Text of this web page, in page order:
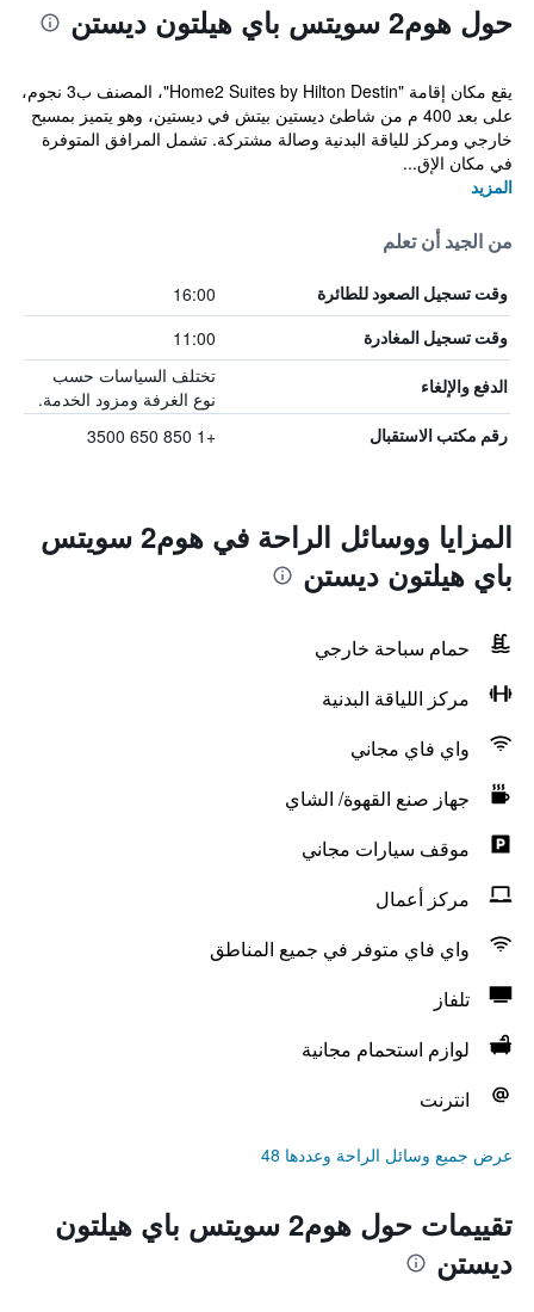
حول هوم2 سويتس باي هيلتون ديستن
يقع مكان إقامة "Home2 Suites by Hilton Destin"، المصنف ب3 نجوم،
على بعد 400 م من شاطئ ديستين بيتش في ديستين، وهو يتميز بمسبح
خارجي ومركز للياقة البدنية وصالة مشتركة. تشمل المرافق المتوفرة
في مكان الإق...
المزيد
من الجيد أن تعلم
وقت تسجيل الصعود للطائرة 16:00
وقت تسجيل المغادرة 11:00
الدفع والإلغاء
تختلف السياسات حسب
نوع الغرفة ومزود الخدمة.
رقم مكتب الاستقبال +1 850 650 3500
المزايا ووسائل الراحة في هوم2 سويتس
باي هيلتون ديستن
حمام سباحة خارجي
مركز اللياقة البدنية
واي فاي مجاني
جهاز صنع القهوة/ الشاي
موقف سيارات مجاني
مركز أعمال
واي فاي متوفر في جميع المناطق
تلفاز
لوازم استحمام مجانية
انترنت
عرض جميع وسائل الراحة وعددها 48
تقييمات حول هوم2 سويتس باي هيلتون
ديستن